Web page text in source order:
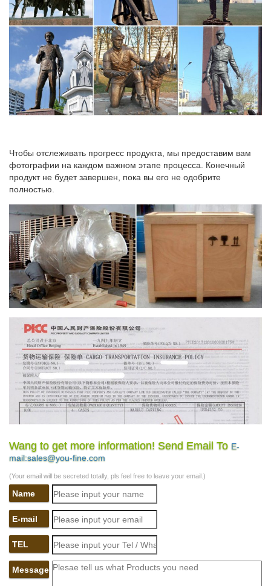
Чтобы отслеживать прогресс продукта, мы предоставим вам
фотографии на каждом важном этапе процесса. Конечный
продукт не будет завершен, пока вы его не одобрите
полностью.
Wang to get more information! Send Email To E-
mail:sales@you-fine.com
(Your email will be secreted totally, pls feel free to leave your email.)
Name
E-mail
TEL
Message